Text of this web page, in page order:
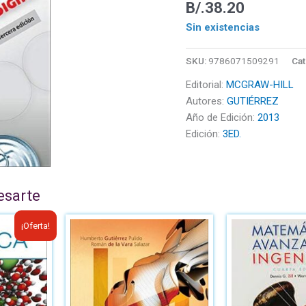
B/.38.20
Sin existencias
SKU: 9786071509291
Editorial: MCGRAW-HILL
Autores: GUTIÉRREZ
Año de Edición: 2013
Edición: 3ED.
¡Oferta!
El
precio
actual
es:
B/.32.40.